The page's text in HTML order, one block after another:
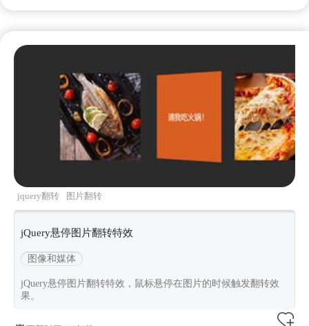
jquery翻转 图片翻转
jQuery悬停图片翻转特效
图像和媒体
jQuery悬停图片翻转特效，鼠标悬停在图片的时候触发翻转效
果。